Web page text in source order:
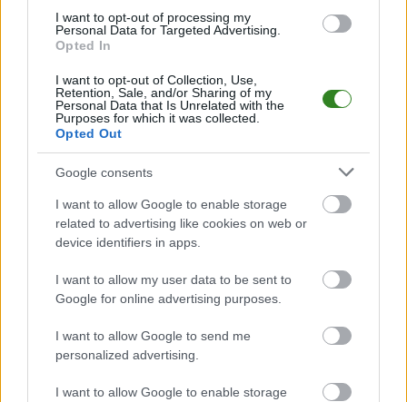
I want to opt-out of processing my
Personal Data for Targeted Advertising.
Opted In
I want to opt-out of Collection, Use,
Retention, Sale, and/or Sharing of my
Personal Data that Is Unrelated with the
Purposes for which it was collected.
Opted Out
Google consents
I want to allow Google to enable storage
related to advertising like cookies on web or
device identifiers in apps.
I want to allow my user data to be sent to
Google for online advertising purposes.
I want to allow Google to send me
personalized advertising.
I want to allow Google to enable storage
rezerw
ekstraklasowych
Gwiazda odwróciła
losy meczu w
Kielcach
KOMENTARZE
Uwaga!
Teraz komentarze są domyślnie ukryte, aby poprawić
„Zobacz komentarze”, aby je wyświetlić i dołączyć do
dyskusji.
Zobacz komentarze